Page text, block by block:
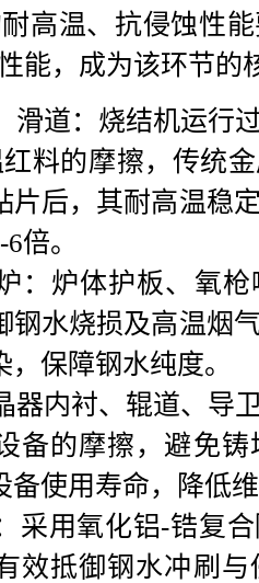
高温、抗侵蚀性
能，成为该环节的
滑道：烧结机运行
料的摩擦，传统
片后，其耐高温稳
倍。
：炉体护板、氧
钢水烧损及高温烟
保障钢水纯度。
器内衬、辊道、导
备的摩擦，避免
备使用寿命，降低
采用氧化铝-锆复
效抵御钢水冲刷